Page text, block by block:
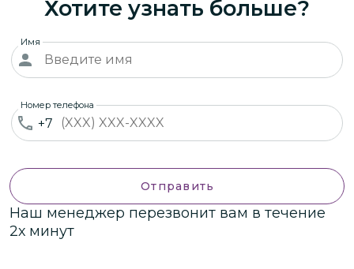
Хотите узнать больше?
Имя
+7
Номер телефона
Отправить
Наш менеджер перезвонит вам в течение
2х минут